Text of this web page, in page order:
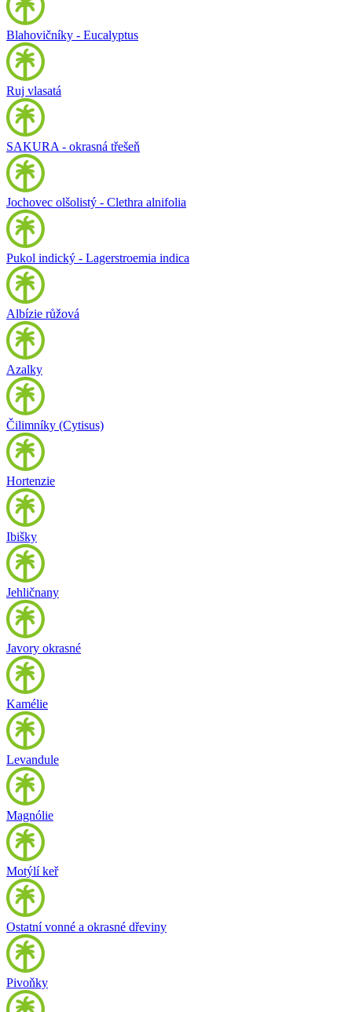
Blahovičníky - Eucalyptus
Ruj vlasatá
SAKURA - okrasná třešeň
Jochovec olšolistý - Clethra alnifolia
Pukol indický - Lagerstroemia indica
Albízie růžová
Azalky
Čilimníky (Cytisus)
Hortenzie
Ibišky
Jehličnany
Javory okrasné
Kamélie
Levandule
Magnólie
Motýlí keř
Ostatní vonné a okrasné dřeviny
Pivoňky